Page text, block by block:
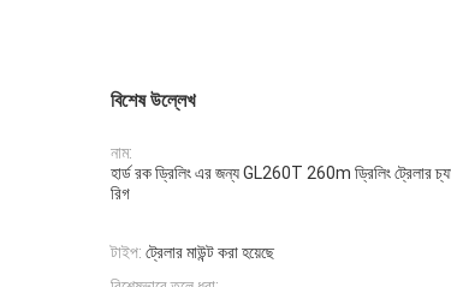
বিশেষ উল্লেখ
নাম:
হার্ড রক ড্রিলিং এর জন্য GL260T 260m ড্রিলিং ট্রেলার
রিগ
টাইপ: ট্রেলার মাউন্ট করা হয়েছে